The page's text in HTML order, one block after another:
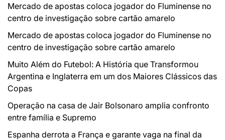
Mercado de apostas coloca jogador do Fluminense no
centro de investigação sobre cartão amarelo
Mercado de apostas coloca jogador do Fluminense no
centro de investigação sobre cartão amarelo
Muito Além do Futebol: A História que Transformou
Argentina e Inglaterra em um dos Maiores Clássicos das
Copas
Operação na casa de Jair Bolsonaro amplia confronto
entre família e Supremo
Espanha derrota a França e garante vaga na final da